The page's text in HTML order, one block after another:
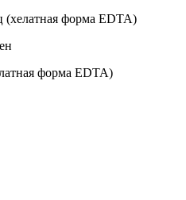
форма EDTA)
форма EDTA)